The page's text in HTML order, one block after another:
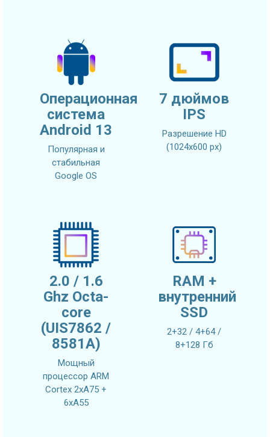
Операционная
система
Android 13
Популярная и
стабильная
Google OS
7 дюймов
IPS
Разрешение HD
(1024х600 px)
2.0 / 1.6
Ghz Octa-
core
(UIS7862 /
8581A)
Мощный
процессор ARM
Cortex 2xA75 +
6xA55
RAM +
внутренний
SSD
2+32 / 4+64 /
8+128 Гб